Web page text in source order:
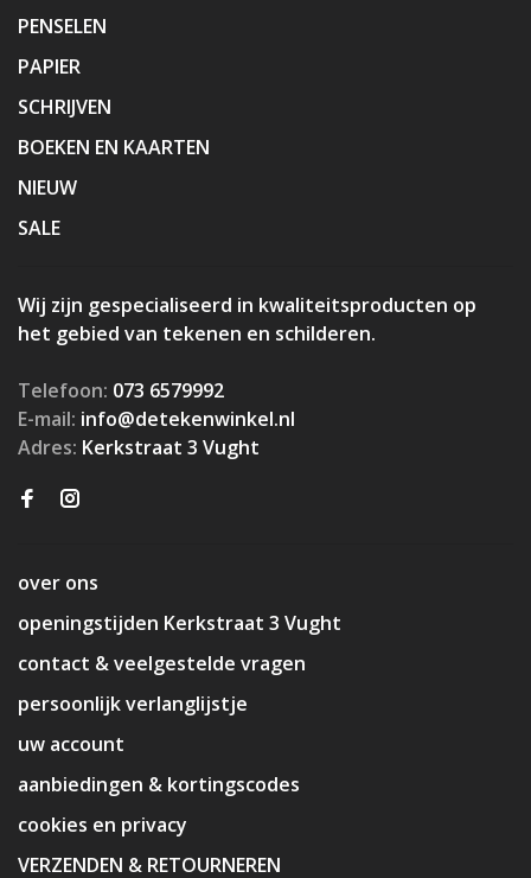
PENSELEN
PAPIER
SCHRIJVEN
BOEKEN EN KAARTEN
NIEUW
SALE
Wij zijn gespecialiseerd in kwaliteitsproducten op
het gebied van tekenen en schilderen.
Telefoon: 073 6579992
E-mail: info@detekenwinkel.nl
Adres: Kerkstraat 3 Vught
over ons
openingstijden Kerkstraat 3 Vught
contact & veelgestelde vragen
persoonlijk verlanglijstje
uw account
aanbiedingen & kortingscodes
cookies en privacy
VERZENDEN & RETOURNEREN